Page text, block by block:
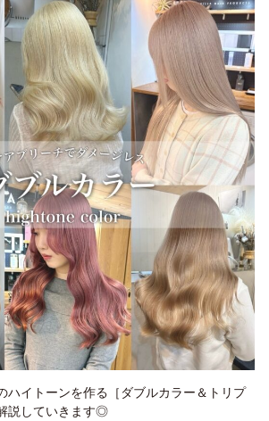
ハイトーンを作る［ダブルカラー＆トリプ
説していきます◎